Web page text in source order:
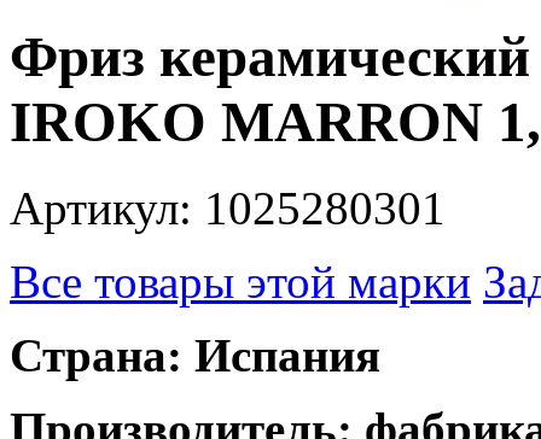
Фриз
IROKO MARRON
Артикул: 1025280301
Все товары этой марки
Страна: Испания
Производитель: